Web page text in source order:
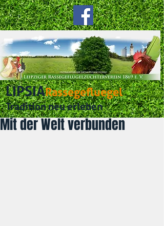
LIPSIARassegefluegel
Tradition neu erleben
Mit der Welt verbunden